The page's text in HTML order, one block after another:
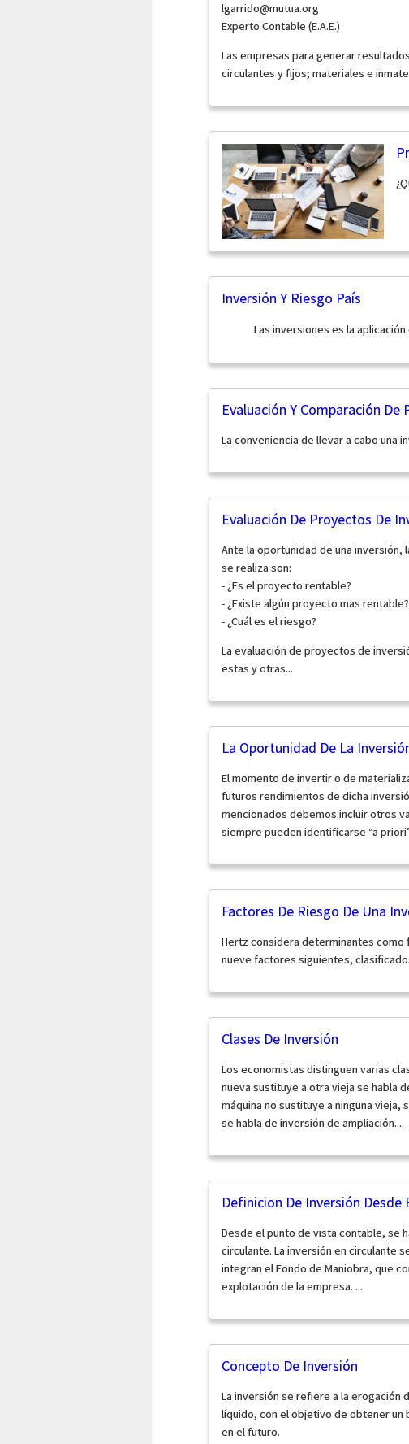
lgarrido@mutua.org
Experto Contable (E.A.E.)
Las empresas para generar
circulantes y fijos; materiales e
Inversión Y Riesgo País
Las inversiones es la
Evaluación Y Comparación
La conveniencia de llevar a cabo una
Evaluación De Proyectos De
Ante la oportunidad de una
se realiza son:
- ¿Es el proyecto rentable?
- ¿Existe algún proyecto mas rentable?
- ¿Cuál es el riesgo?
La evaluación de proyectos de
estas y otras...
La Oportunidad De La
El momento de invertir o de
futuros rendimientos de dicha
mencionados debemos incluir otros
siempre pueden identificarse “a
Factores De Riesgo De Una
Hertz considera determinantes como
nueve factores siguientes,
Clases De Inversión
Los economistas distinguen varias
nueva sustituye a otra vieja se habla
máquina no sustituye a ninguna vieja,
se habla de inversión de ampliación....
Definicion De Inversión
Desde el punto de vista contable, se
circulante. La inversión en circulante
integran el Fondo de Maniobra, que
explotación de la empresa. ...
Concepto De Inversión
La inversión se refiere a la erogación
líquido, con el objetivo de obtener un
en el futuro.